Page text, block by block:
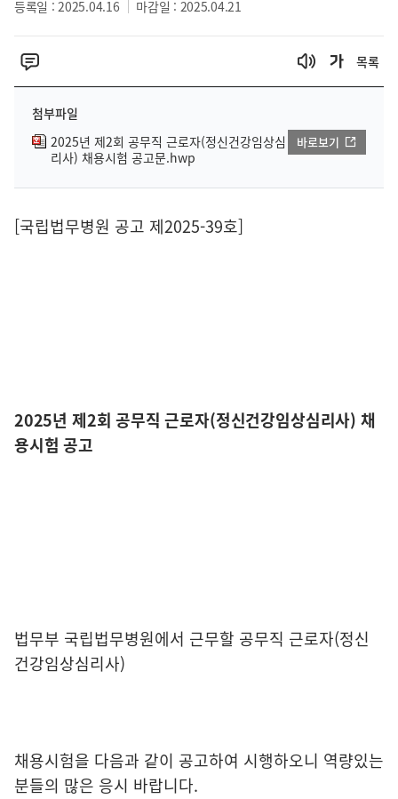
등록일 : 2025.04.16
마감일 : 2025.04.21
목록
첨부파일
2025년 제2회 공무직 근로자(정신건강임상심
리사) 채용시험 공고문.hwp
바로보기
[국립법무병원 공고 제2025-39호]
2025년 제2회 공무직 근로자(정신건강임상심리사) 채
용시험 공고
법무부 국립법무병원에서 근무할 공무직 근로자(정신
건강임상심리사)
채용시험을 다음과 같이 공고하여 시행하오니 역량있는
분들의 많은 응시 바랍니다.